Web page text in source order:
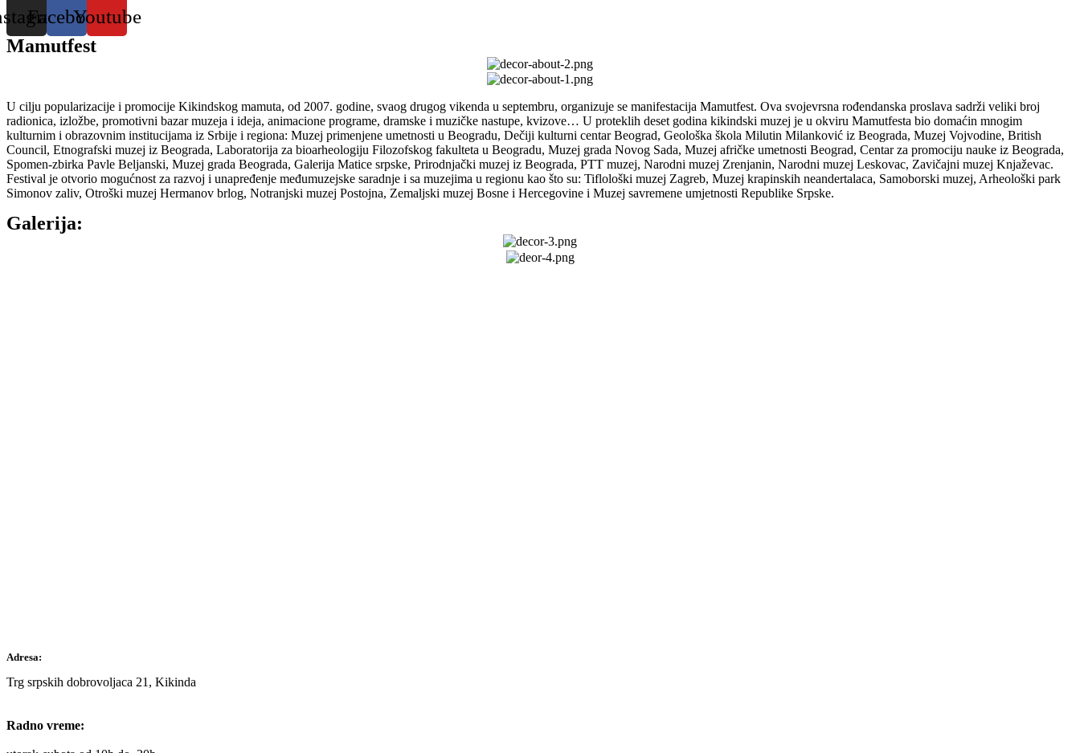
FacebookYoutube
Mamutfest
U cilju popularizacije i promocije Kikindskog mamuta, od 2007. godine, svaog drugog vikenda u septembru, organizuje se manifestacija Mamutfest. Ova svojevrsna rođendanska proslava sadrži veliki broj
radionica, izložbe, promotivni bazar muzeja i ideja, animacione programe, dramske i muzičke nastupe, kvizove… U proteklih deset godina kikindski muzej je u okviru Mamutfesta bio domaćin mnogim
kulturnim i obrazovnim institucijama iz Srbije i regiona: Muzej primenjene umetnosti u Beogradu, Dečiji kulturni centar Beograd, Geološka škola Milutin Milanković iz Beograda, Muzej Vojvodine, British
Council, Etnografski muzej iz Beograda, Laboratorija za bioarheologiju Filozofskog fakulteta u Beogradu, Muzej grada Novog Sada, Muzej afričke umetnosti Beograd, Centar za promociju nauke iz Beograda,
Spomen-zbirka Pavle Beljanski, Muzej grada Beograda, Galerija Matice srpske, Prirodnjački muzej iz Beograda, PTT muzej, Narodni muzej Zrenjanin, Narodni muzej Leskovac, Zavičajni muzej Knjaževac.
Festival je otvorio mogućnost za razvoj i unapređenje međumuzejske saradnje i sa muzejima u regionu kao što su: Tiflološki muzej Zagreb, Muzej krapinskih neandertalaca, Samoborski muzej, Arheološki park
Simonov zaliv, Otroški muzej Hermanov brlog, Notranjski muzej Postojna, Zemaljski muzej Bosne i Hercegovine i Muzej savremene umjetnosti Republike Srpske.
Galerija:
Adresa:
Trg srpskih dobrovoljaca 21, Kikinda
Radno vreme: